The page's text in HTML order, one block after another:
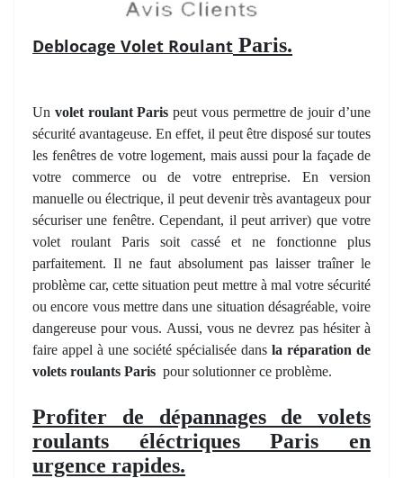
Deblocage Volet Roulant Paris.
Un volet roulant Paris peut vous permettre de jouir d’une
sécurité avantageuse. En effet, il peut être disposé sur toutes
les fenêtres de votre logement, mais aussi pour la façade de
votre commerce ou de votre entreprise. En version
manuelle ou électrique, il peut devenir très avantageux pour
sécuriser une fenêtre. Cependant, il peut arriver) que votre
volet roulant Paris soit cassé et ne fonctionne plus
parfaitement. Il ne faut absolument pas laisser traîner le
problème car, cette situation peut mettre à mal votre sécurité
ou encore vous mettre dans une situation désagréable, voire
dangereuse pour vous. Aussi, vous ne devrez pas hésiter à
faire appel à une société spécialisée dans la réparation de
volets roulants Paris pour solutionner ce problème.
Profiter de dépannages de volets
roulants éléctriques Paris en
urgence rapides.